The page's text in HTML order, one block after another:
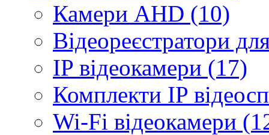
Камери AHD (10)
Відеореєстратори
IP відеокамери (17)
Комплекти IP
Wi-Fi відеокамери